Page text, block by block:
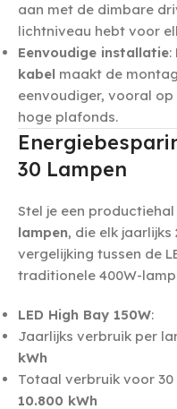
aan met de dimbare
lichtniveau hebt voor
Eenvoudige installatie:
kabel maakt de
eenvoudiger, vooral
hoge plafonds.
30 Lampen
Stel je een
lampen, die elk jaarlijks
vergelijking tussen de
traditionele 400W-
LED High Bay 150W:
Jaarlijks verbruik per
kWh
Totaal verbruik voor 30
10.800 kWh